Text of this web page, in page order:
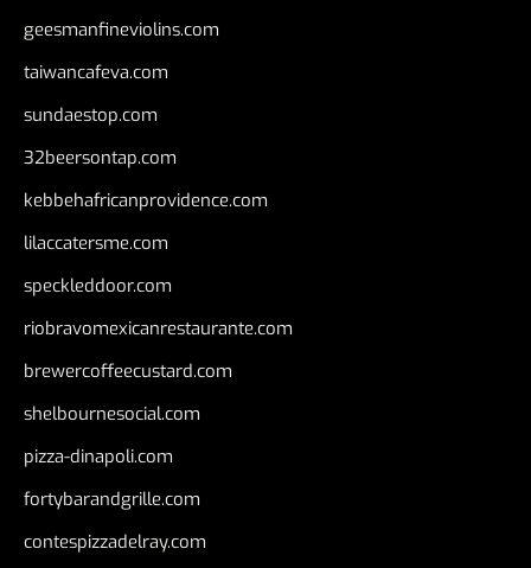
geesmanfineviolins.com
taiwancafeva.com
sundaestop.com
32beersontap.com
kebbehafricanprovidence.com
lilaccatersme.com
speckleddoor.com
riobravomexicanrestaurante.com
brewercoffeecustard.com
shelbournesocial.com
pizza-dinapoli.com
fortybarandgrille.com
contespizzadelray.com